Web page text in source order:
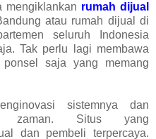
mengiklankan rumah dijual
atau rumah dijual di
seluruh Indonesia
Tak perlu lagi membawa
ponsel saja yang memang
sistemnya dan
zaman. Situs yang
dan pembeli terpercaya.